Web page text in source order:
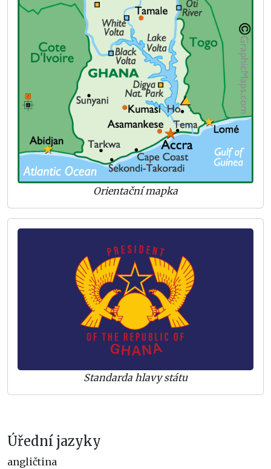
Orientační mapka
Standarda hlavy státu
Úřední jazyky
angličtina